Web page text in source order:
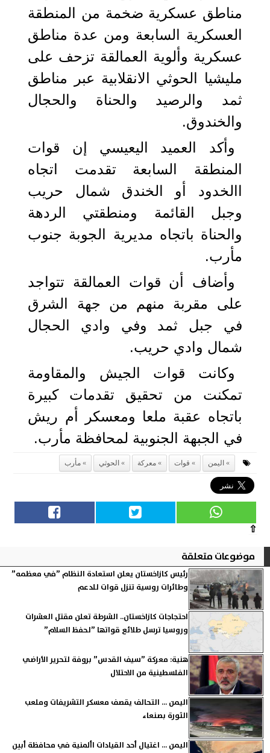
مناطق عسكرية ضخمة من المنطقة
العسكرية السابعة ومن عدة مناطق
عسكرية وألوية العمالقة تزحف على
مليشيا الحوثي الانقلابية عبر مناطق
ثمد والرصيد والحناة والحجال
والخندوق.
وأكد العميد اليعيسي إن قوات
المنطقة السابعة تقدمت اتجاه
االخدود أو الخندق شمال حريب
وجبل القائمة ومنطقتي الردهة
والحناة باتجاه مديرية الجوبة جنوب
مأرب.
وأضاف أن قوات العمالقة تتواجد
على مقربة منهم من جهة الشرق
في جبل ثمد وفي وادي الحجال
شمال وادي حريب.
وكانت قوات الجيش والمقاومة
تمكنت من تحقيق تقدمات كبيرة
باتجاه عقبة ملعا ومعسكر أم ريش
في الجبهة الجنوبية لمحافظة مأرب.
اليمن قوات معركة الحوثي مأرب
⇧
موضوعات متعلقة
رئيس كازاخستان يعلن استعادة النظام ”في معظمه”
وطائرات روسية تنزل قوات للدعم
احتجاجات كازاخستان.. الشرطة تعلن مقتل العشرات
وروسيا ترسل طلائع قواتها ”لحفظ السلام”
هنية: معركة ”سيف القدس” بروفة لتحرير الأراضي
الفلسطينية من الاحتلال
اليمن ... التحالف يقصف معسكر التشريفات وملعب
الثورة بصنعاء
اليمن ... اغتيال أحد القيادات األمنية في محافظة أبين